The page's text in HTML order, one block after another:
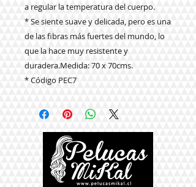
a regular la temperatura del cuerpo.
* Se siente suave y delicada, pero es una
de las fibras más fuertes del mundo, lo
que la hace muy resistente y
duradera.Medida: 70 x 70cms.
* Código PEC7